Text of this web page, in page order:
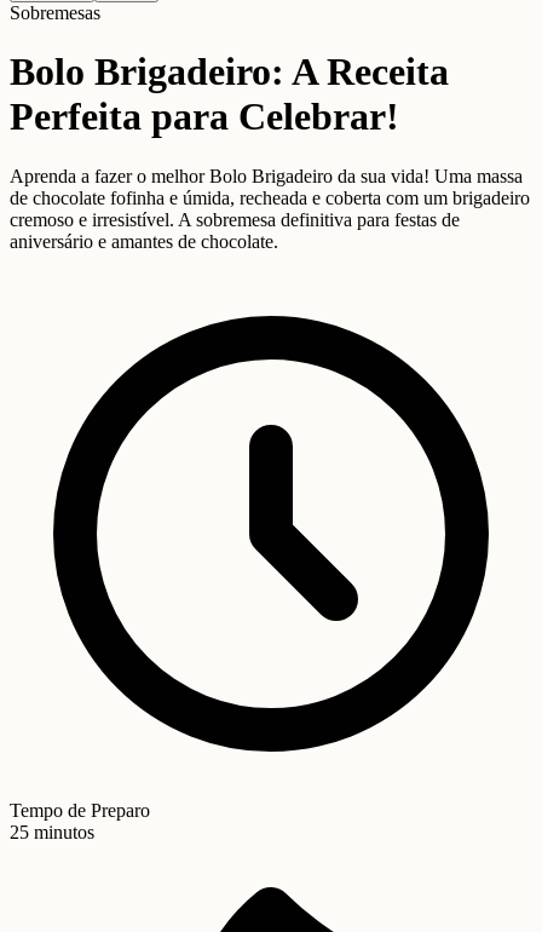
Sobremesas
Bolo Brigadeiro: A Receita
Perfeita para Celebrar!
Aprenda a fazer o melhor Bolo Brigadeiro da sua vida! Uma massa
de chocolate fofinha e úmida, recheada e coberta com um brigadeiro
cremoso e irresistível. A sobremesa definitiva para festas de
aniversário e amantes de chocolate.
Tempo de Preparo
25 minutos